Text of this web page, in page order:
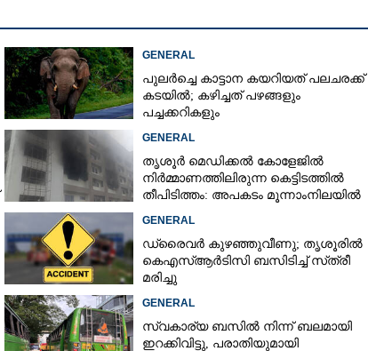
GENERAL
പുലർച്ചെ കാട്ടാന കയറിയത് പലചരക്ക്
കടയിൽ; കഴിച്ചത് പഴങ്ങളും
പച്ചക്കറികളും
GENERAL
തൃശൂർ മെഡിക്കൽ കോളേജിൽ
നിർമ്മാണത്തിലിരുന്ന കെട്ടിടത്തിൽ
തീപിടിത്തം: അപകടം മൂന്നാംനിലയിൽ
GENERAL
ഡ്രൈവർ കുഴഞ്ഞുവീണു; തൃശൂരിൽ
കെഎസ്‌ആർടിസി ബസിടിച്ച് സ്‌ത്രീ
മരിച്ചു
GENERAL
സ്വകാര്യ ബസിൽ നിന്ന് ബലമായി
ഇറക്കിവിട്ടു, പരാതിയുമായി